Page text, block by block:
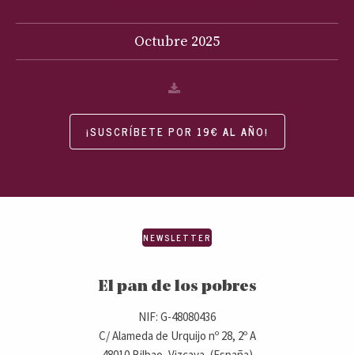
Octubre 2025
¡SUSCRÍBETE POR 19€ AL AÑO!
El pan de los pobres
NIF: G-48080436
C/ Alameda de Urquijo nº 28, 2º A
NEWSLETTER